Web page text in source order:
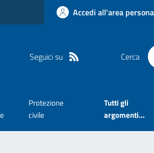
Accedi all'area
Seguici su Cerca
Protezione
civile
Tutti gli
argomenti...